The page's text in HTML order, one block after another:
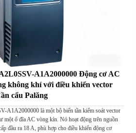
A1A2000000 Động cơ AC
không khí với điều khiển vector
cẩu Palăng
A1A2000000 là một bộ biến tần kiểm soát vector
một ổ đĩa AC vòng kín. Nó hoạt động trên nguồn
đầu ra 18 A, phù hợp cho điều khiển động cơ